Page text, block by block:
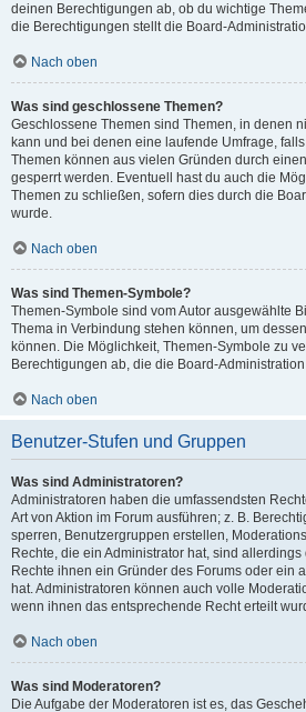
deinen Berechtigungen ab, ob du wichtige
die Berechtigungen stellt die Board-
Nach oben
Was sind geschlossene Themen?
Geschlossene Themen sind Themen, in denen
kann und bei denen eine laufende Umfrage,
Themen können aus vielen Gründen durch
gesperrt werden. Eventuell hast du auch die
Themen zu schließen, sofern dies durch die
wurde.
Nach oben
Was sind Themen-Symbole?
Themen-Symbole sind vom Autor ausgewählte
Thema in Verbindung stehen können, um
können. Die Möglichkeit, Themen-Symbole zu
Berechtigungen ab, die die Board-
Nach oben
Benutzer-Stufen und Gruppen
Was sind Administratoren?
Administratoren haben die umfassendsten
Art von Aktion im Forum ausführen; z. B.
sperren, Benutzergruppen erstellen,
Rechte, die ein Administrator hat, sind
Rechte ihnen ein Gründer des Forums oder ein
hat. Administratoren können auch volle
wenn ihnen das entsprechende Recht erteilt
Nach oben
Was sind Moderatoren?
Die Aufgabe der Moderatoren ist es, das